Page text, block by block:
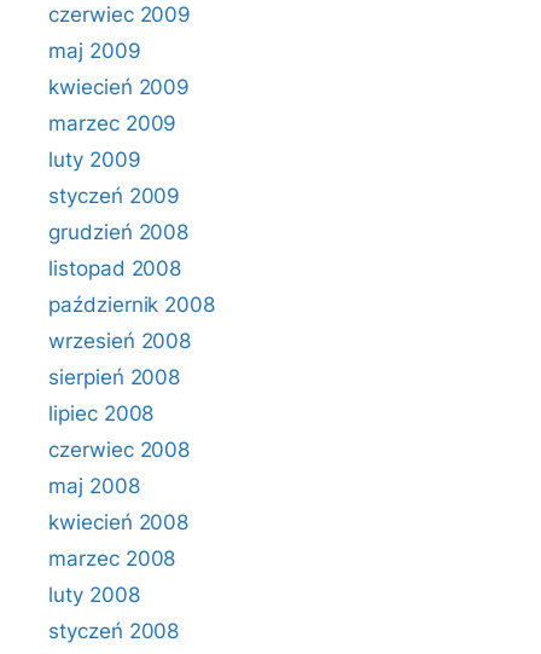
czerwiec 2009
maj 2009
kwiecień 2009
marzec 2009
luty 2009
styczeń 2009
grudzień 2008
listopad 2008
październik 2008
wrzesień 2008
sierpień 2008
lipiec 2008
czerwiec 2008
maj 2008
kwiecień 2008
marzec 2008
luty 2008
styczeń 2008